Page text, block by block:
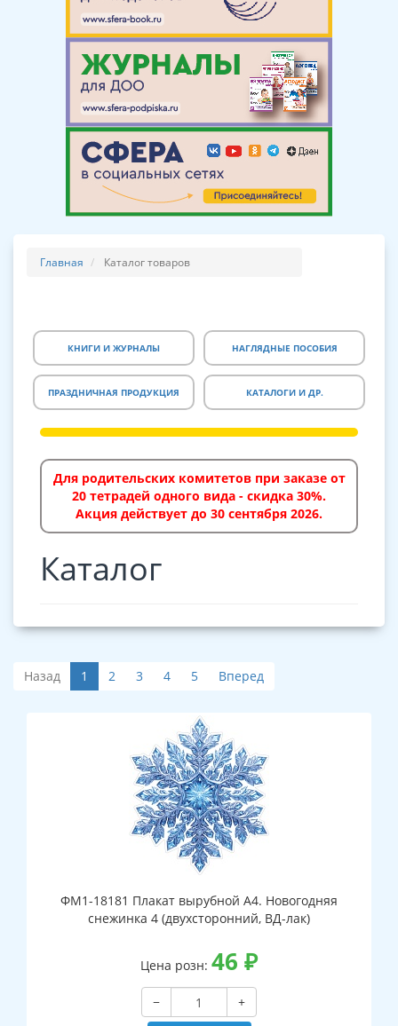
Главная Каталог товаров
КНИГИ И ЖУРНАЛЫ НАГЛЯДНЫЕ ПОСОБИЯ
ПРАЗДНИЧНАЯ ПРОДУКЦИЯ КАТАЛОГИ И ДР.
Для родительских комитетов при заказе от
20 тетрадей одного вида - скидка 30%.
Акция действует до 30 сентября 2026.
Каталог
Назад 1 2 3 4 5 Вперед
ФМ1-18181 Плакат вырубной А4. Новогодняя
снежинка 4 (двухсторонний, ВД-лак)
Цена розн: 46 ₽
−
+